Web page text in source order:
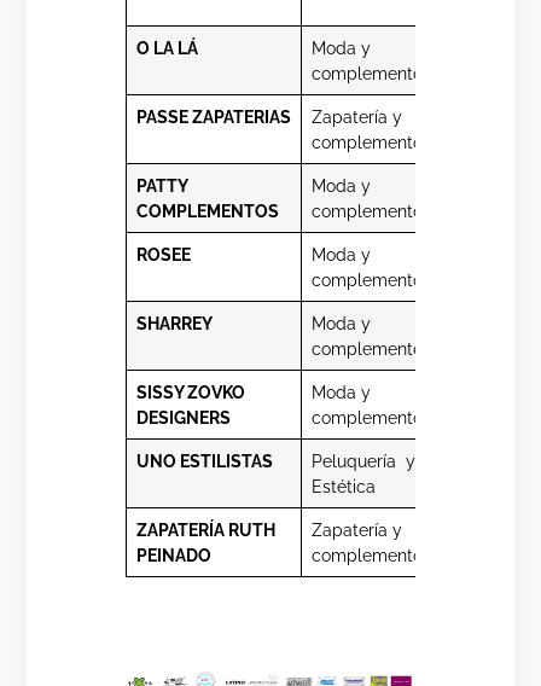
O LA LÁ
Moda y
complementos
PASSE ZAPATERIAS
Zapatería y
complementos
PATTY
COMPLEMENTOS
Moda y
complementos
ROSEE
Moda y
complementos
SHARREY
Moda y
complementos
SISSY ZOVKO
DESIGNERS
Moda y
complementos
UNO ESTILISTAS
Peluquería y
Estética
ZAPATERÍA RUTH
PEINADO
Zapatería y
complementos